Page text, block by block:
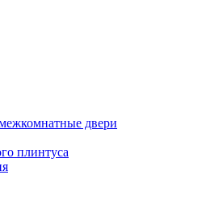
двери
плинтуса